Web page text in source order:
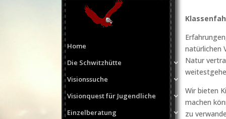
Home
Die Schwitzhütte
Visionssuche
Visionquest für Jugendliche
Einzelberatung
natürlichen
Natur
Wir bieten
machen
zu